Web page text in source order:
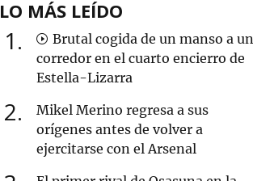
LO MÁS LEÍDO
1
Brutal cogida de un manso a un
corredor en el cuarto encierro de
Estella-Lizarra
2
Mikel Merino regresa a sus
orígenes antes de volver a
ejercitarse con el Arsenal